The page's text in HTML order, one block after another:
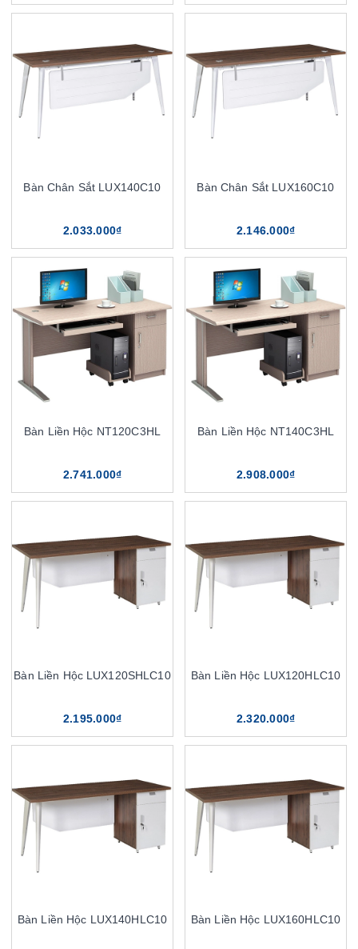
Bàn Chân Sắt LUX140C10
2.033.000₫
Bàn Chân Sắt LUX160C10
2.146.000₫
Bàn Liền Hộc NT120C3HL
2.741.000₫
Bàn Liền Hộc NT140C3HL
2.908.000₫
Bàn Liền Hộc LUX120SHLC10
2.195.000₫
Bàn Liền Hộc LUX120HLC10
2.320.000₫
Bàn Liền Hộc LUX140HLC10 Bàn Liền Hộc LUX160HLC10